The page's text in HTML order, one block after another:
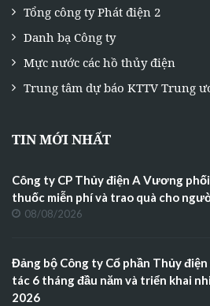
Tổng công ty Phát điện 2
Danh bạ Công ty
Mực nước các hồ thủy điện
Trung tâm dự báo KTTV Trung
TIN MỚI NHẤT
Công ty CP Thủy điện A Vương
thuốc miễn phí và trao quà cho
08/08/2026
Đảng bộ Công ty Cổ phần Thủy
tác 6 tháng đầu năm và triển khai
2026